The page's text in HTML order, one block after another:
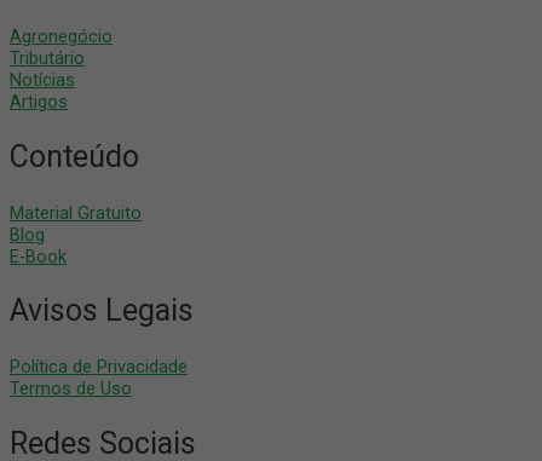
Agronegócio
Tributário
Notícias
Artigos
Conteúdo
Material Gratuito
Blog
E-Book
Avisos Legais
Política de Privacidade
Termos de Uso
Redes Sociais